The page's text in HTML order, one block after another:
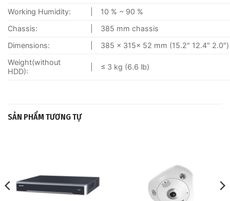
Working Humidity:
10 % ~ 90 %
Chassis:
385 mm chassis
Dimensions:
385 × 315× 52 mm (15.2″ 12.4″ 2.0″)
Weight(without
HDD):
≤ 3 kg (6.6 lb)
SẢN PHẨM TƯƠNG TỰ